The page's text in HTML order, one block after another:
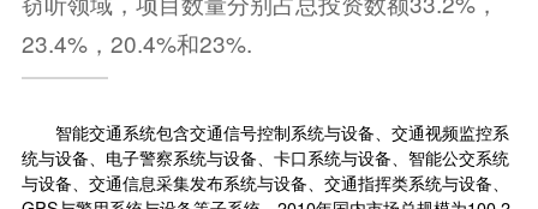
23.4%，20.4%和23%.
智能交通系统包含交通信号控制系统与设备、交通视频监控系
统与设备、电子警察系统与设备、卡口系统与设备、智能公交系统
与设备、交通信息采集发布系统与设备、交通指挥类系统与设备、